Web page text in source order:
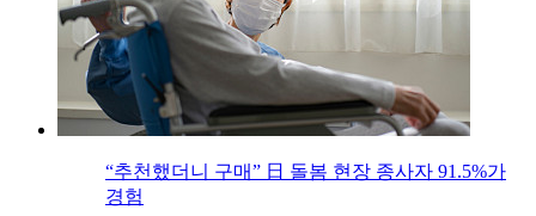
“추천했더니 구매” 日 돌봄 현장 종사자 91.5%가
경험